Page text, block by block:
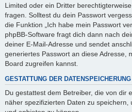
Limited oder ein Dritter
fragen. Solltest du dein Passwort
die Funktion „Ich habe mein Passwort
phpBB-Software fragt dich dann nach
deiner E-Mail-Adresse und sendet
generiertes Passwort an diese Adresse,
Board zugreifen kannst.
GESTATTUNG DER DATENSPEICHERUNG
Du gestattest dem Betreiber, die von dir
näher spezifizierten Daten zu speichern,